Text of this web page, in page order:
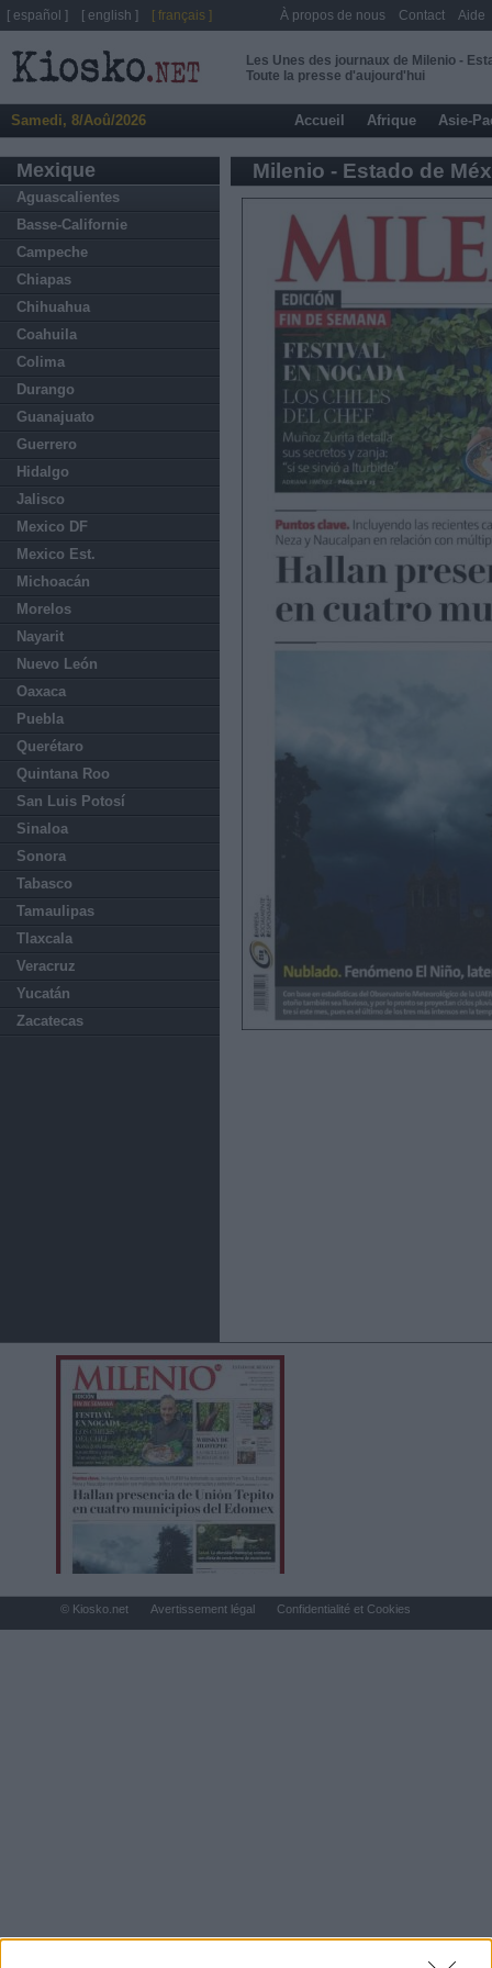
Les Unes des journaux de Milenio -
Toute la presse d'aujourd'hui
Samedi, 8/Aoû/2026 Accueil Afrique Asie-
Mexique
Aguascalientes
Basse-Californie
Campeche
Chiapas
Chihuahua
Coahuila
Colima
Durango
Guanajuato
Guerrero
Hidalgo
Jalisco
Mexico DF
Mexico Est.
Michoacán
Morelos
Nayarit
Nuevo León
Oaxaca
Puebla
Querétaro
Quintana Roo
San Luis Potosí
Sinaloa
Sonora
Tabasco
Tamaulipas
Tlaxcala
Veracruz
Yucatán
Zacatecas
Milenio - Estado de
[ español ] [ english ] [ français ] À propos de nous Contact Aide
© Kiosko.net Avertissement légal Confidentialité et Cookies